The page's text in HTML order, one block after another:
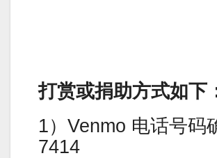
打赏或捐助方式如下
1）Venmo 电话号码
7414